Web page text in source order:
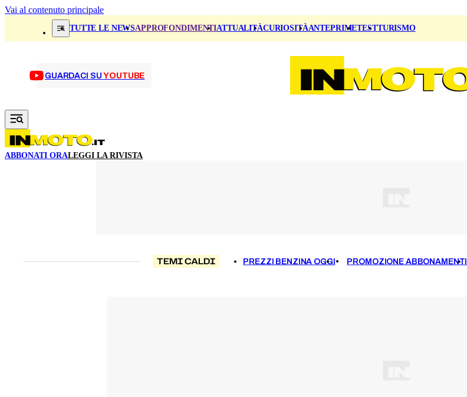
Vai al contenuto principale
TUTTE LE NEWSAPPROFONDIMENTIATTUALITÀCURIOSITÀANTEPRIMETESTTURISMO
GUARDACI SUYOUTUBE
ABBONATI ORALEGGI LA RIVISTA
TEMI CALDI PREZZI BENZINA OGGI PROMOZIONE ABBONAMENTI